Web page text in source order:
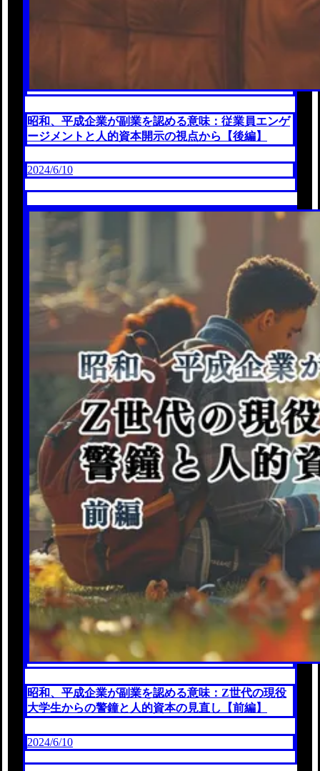
昭和、平成企業が副業を認める意味：従業員エンゲ
ージメントと人的資本開示の視点から【後編】
2024/6/10
昭和、平成企業が副業を認める意味：Z世代の現役
大学生からの警鐘と人的資本の見直し【前編】
2024/6/10